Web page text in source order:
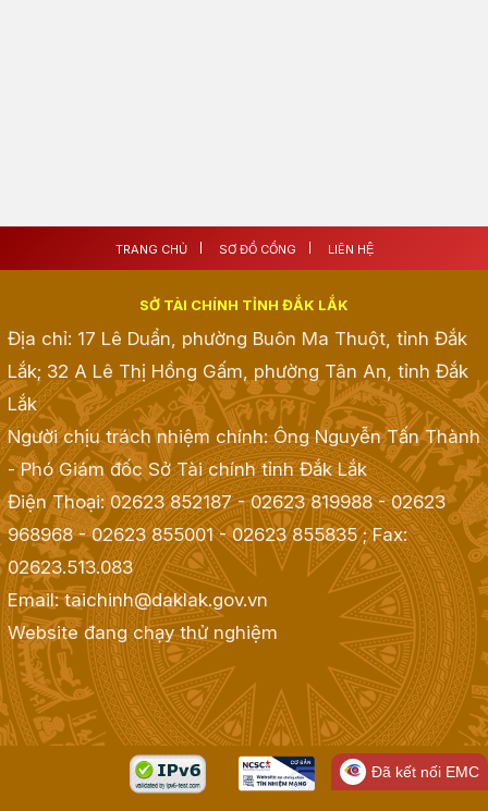
TRANG CHỦ SƠ ĐỒ CỔNG LIÊN HỆ
SỞ TÀI CHÍNH TỈNH ĐẮK LẮK
Địa chỉ: 17 Lê Duẩn, phường Buôn Ma Thuột, tỉnh Đắk
Lắk; 32 A Lê Thị Hồng Gấm, phường Tân An, tỉnh Đắk
Lắk
Người chịu trách nhiệm chính: Ông Nguyễn Tấn Thành
- Phó Giám đốc Sở Tài chính tỉnh Đắk Lắk
Điện Thoại: 02623 852187 - 02623 819988 - 02623
968968 - 02623 855001 - 02623 855835; Fax:
02623.513.083
Email: taichinh@daklak.gov.vn
Website đang chạy thử nghiệm
Đã kết nối EMC